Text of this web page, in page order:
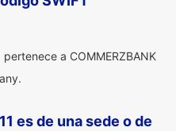
pertenece a COMMERZBANK
es de una sede o de